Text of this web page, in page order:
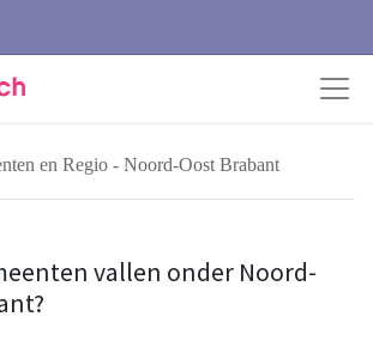
en Regio - Noord-Oost Brabant
vallen onder Noord-